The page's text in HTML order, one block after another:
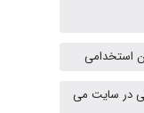
aghajari
استخدامی
در سایت می